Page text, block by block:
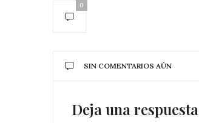
0
SIN COMENTARIOS AÚN
Deja una respuesta